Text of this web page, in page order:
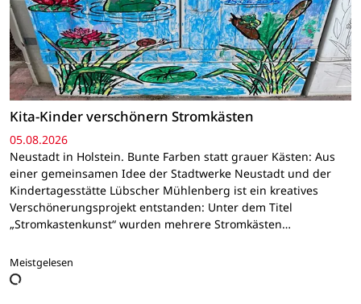
Kita-Kinder verschönern Stromkästen
05.08.2026
Neustadt in Holstein. Bunte Farben statt grauer Kästen: Aus
einer gemeinsamen Idee der Stadtwerke Neustadt und der
Kindertagesstätte Lübscher Mühlenberg ist ein kreatives
Verschönerungsprojekt entstanden: Unter dem Titel
„Stromkastenkunst“ wurden mehrere Stromkästen…
Meistgelesen